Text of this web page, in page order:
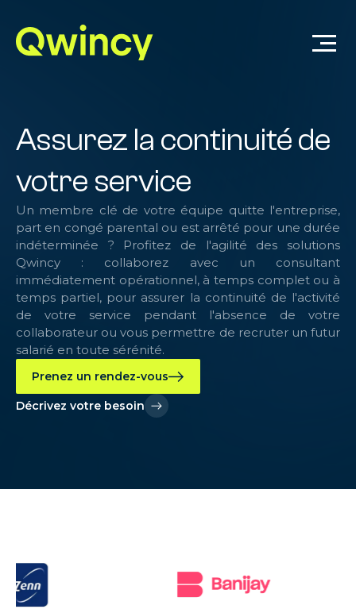
Assurez la continuité de
votre service
U n membre clé de votre équipe quitte l'entreprise,
part en congé parental ou est arrêté pour une durée
indéterminée ? Profitez de l'agilité des solutions
Qwincy : collaborez avec un consultant
immédiatement opérationnel, à temps complet ou à
temps partiel, pour assurer la continuité de l'activité
de votre service pendant l'absence de votre
collaborateur ou vous permettre de recruter un futur
salarié en toute sérénité.
Prenez un rendez-vous
Décrivez votre besoin